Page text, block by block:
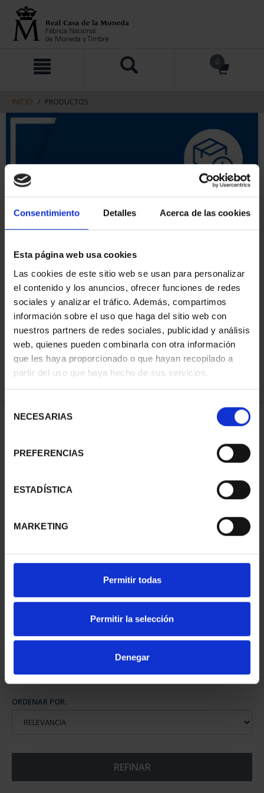
Consentimiento Detalles Acerca de las cookies
Esta página web usa cookies
Las cookies de este sitio web se usan para personalizar
el contenido y los anuncios, ofrecer funciones de redes
sociales y analizar el tráfico. Además, compartimos
información sobre el uso que haga del sitio web con
nuestros partners de redes sociales, publicidad y análisis
web, quienes pueden combinarla con otra información
que les haya proporcionado o que hayan recopilado a
partir del uso que haya hecho de sus servicios.
NECESARIAS
PREFERENCIAS
ESTADÍSTICA
MARKETING
Permitir todas
Permitir la selección
Denegar
contenido
navegacin
0
INICIO PRODUCTOS
ORDENAR POR:
REFINAR
1 Productos encontrados
CIUDADES PATRIMONIO
73,00 €
ORDENAR POR:
REFINAR